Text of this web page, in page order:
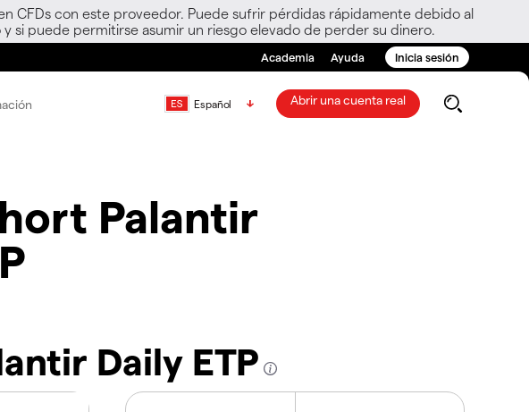
CFDs con este proveedor. Puede sufrir pérdidas rápidamente debido al
puede permitirse asumir un riesgo elevado de perder su dinero.
Academia Ayuda Inicia sesión
Español Abrir una cuenta real
Palantir
Daily ETP